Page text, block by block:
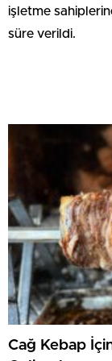
işletme
süre verildi.
Cağ Kebap